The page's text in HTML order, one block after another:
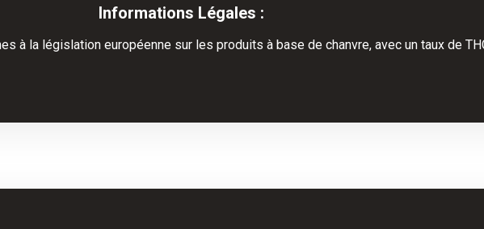
Informations Légales :
à la législation européenne sur les produits à base de chanvre, avec un taux de